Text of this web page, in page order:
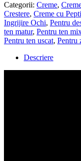
Categorii: Creme,
Crestere, Creme cu
Ingrijire Ochi, Pentru
ten matur, Pentru ten
Pentru ten uscat, Pentru
Descriere